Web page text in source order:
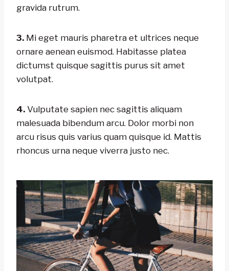
gravida rutrum.
3. Mi eget mauris pharetra et ultrices neque
ornare aenean euismod. Habitasse platea
dictumst quisque sagittis purus sit amet
volutpat.
4. Vulputate sapien nec sagittis aliquam
malesuada bibendum arcu. Dolor morbi non
arcu risus quis varius quam quisque id. Mattis
rhoncus urna neque viverra justo nec.